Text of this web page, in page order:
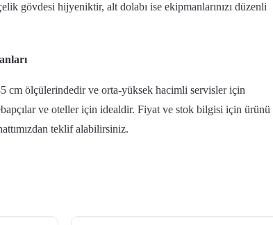
gövdesi hijyeniktir, alt dolabı ise ekipmanlarınızı düzenli
cm ölçülerindedir ve orta-yüksek hacimli servisler için
ve oteller için idealdir. Fiyat ve stok bilgisi için ürünü
teklif alabilirsiniz.